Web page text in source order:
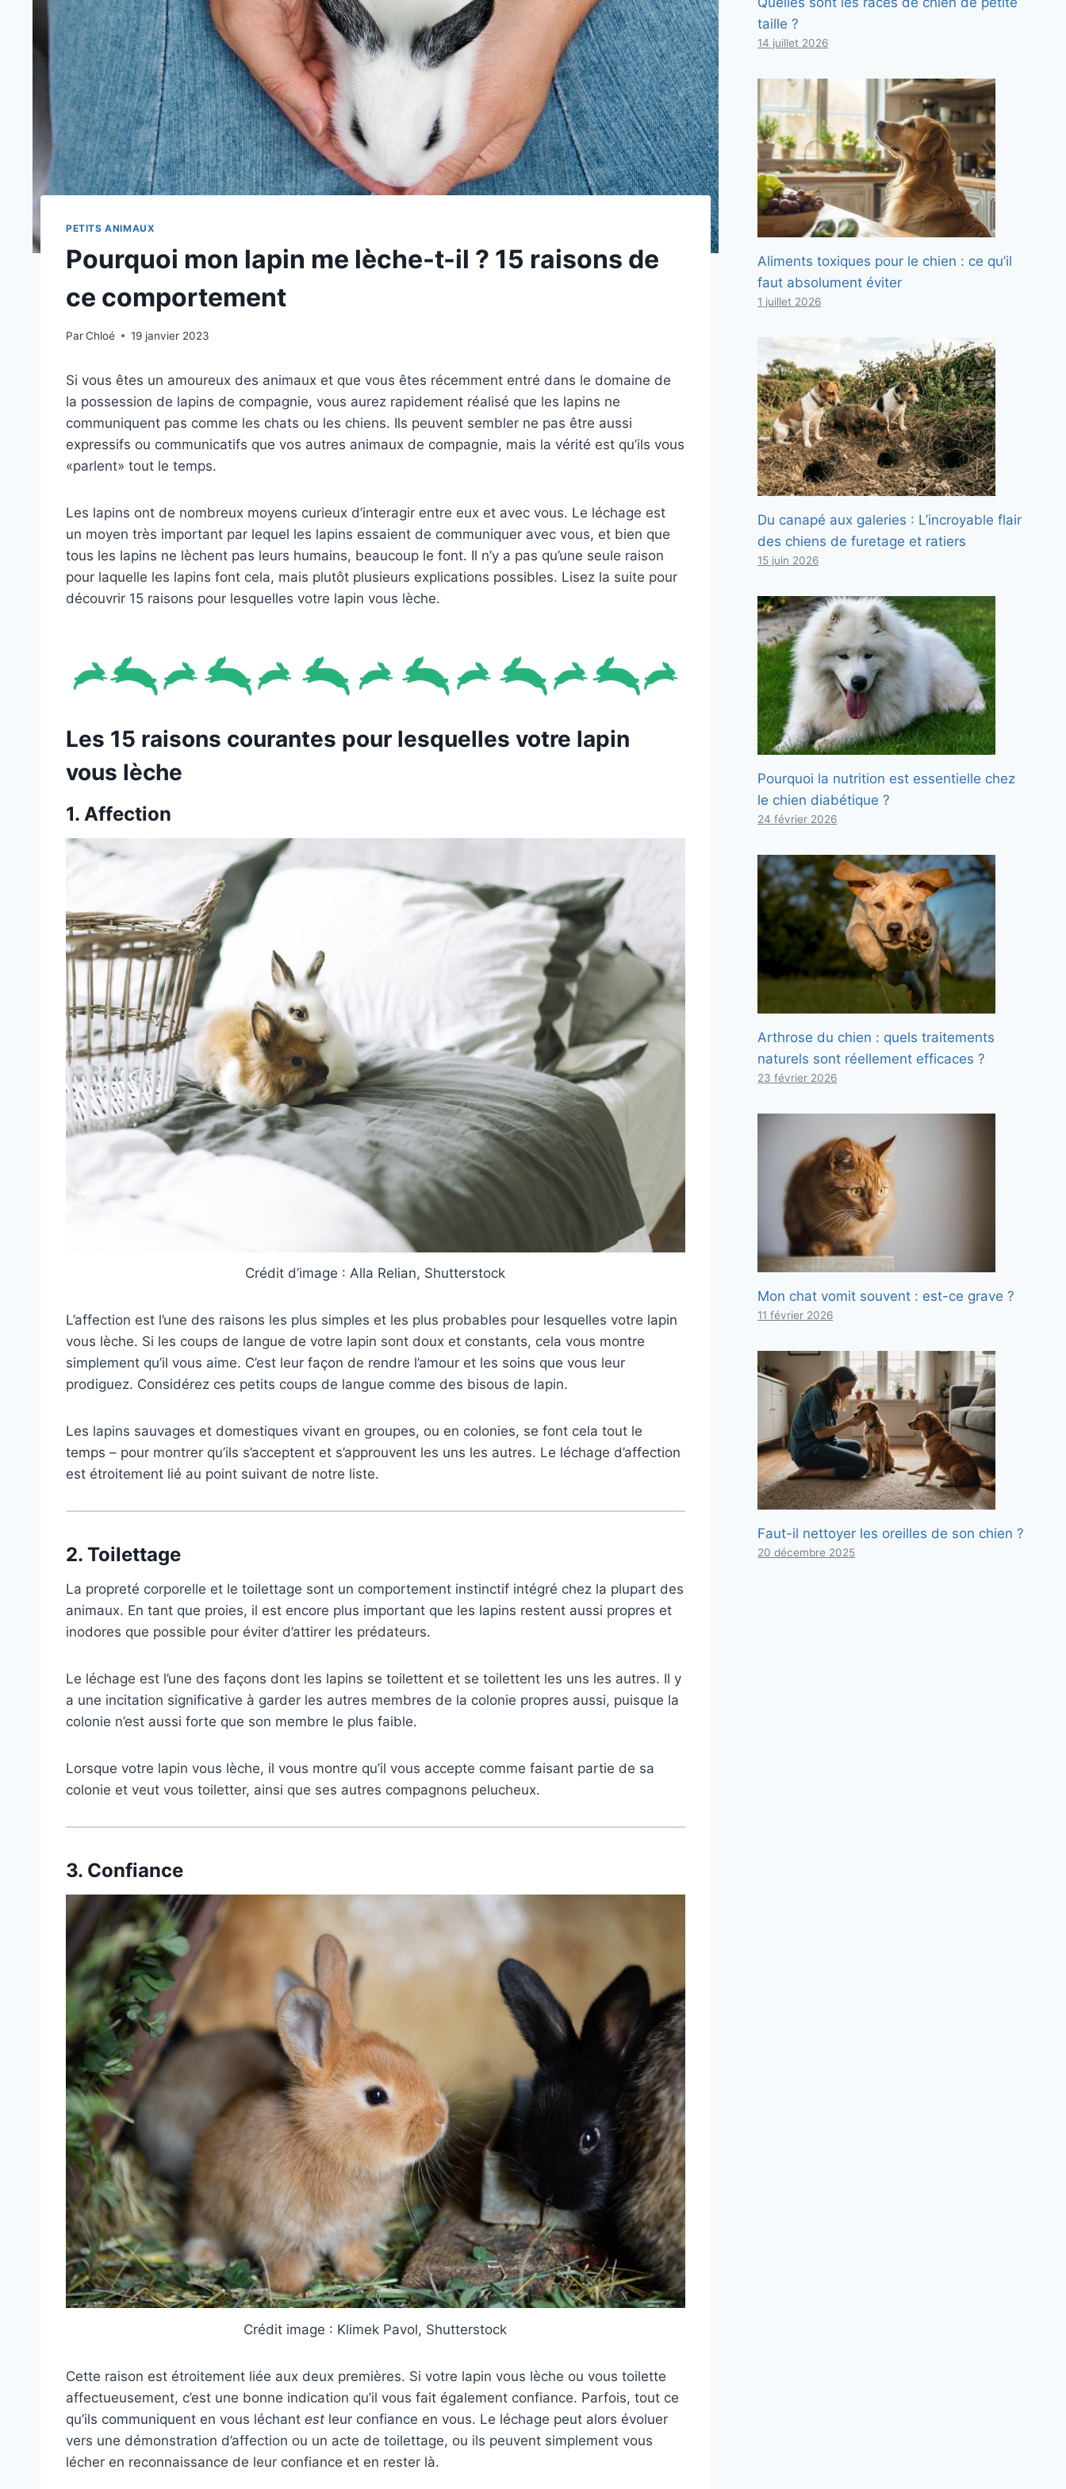
PETITS ANIMAUX
Pourquoi mon lapin me lèche-t-il ? 15 raisons de
ce comportement
ParChloé 19 janvier 2023
Si vous êtes un amoureux des animaux et que vous êtes récemment entré dans le domaine de
la possession de lapins de compagnie, vous aurez rapidement réalisé que les lapins ne
communiquent pas comme les chats ou les chiens. Ils peuvent sembler ne pas être aussi
expressifs ou communicatifs que vos autres animaux de compagnie, mais la vérité est qu’ils vous
«parlent» tout le temps.
Les lapins ont de nombreux moyens curieux d’interagir entre eux et avec vous. Le léchage est
un moyen très important par lequel les lapins essaient de communiquer avec vous, et bien que
tous les lapins ne lèchent pas leurs humains, beaucoup le font. Il n’y a pas qu’une seule raison
pour laquelle les lapins font cela, mais plutôt plusieurs explications possibles. Lisez la suite pour
découvrir 15 raisons pour lesquelles votre lapin vous lèche.
Les 15 raisons courantes pour lesquelles votre lapin
vous lèche
1. Affection
Crédit d’image : Alla Relian, Shutterstock
L’affection est l’une des raisons les plus simples et les plus probables pour lesquelles votre lapin
vous lèche. Si les coups de langue de votre lapin sont doux et constants, cela vous montre
simplement qu’il vous aime. C’est leur façon de rendre l’amour et les soins que vous leur
prodiguez. Considérez ces petits coups de langue comme des bisous de lapin.
Les lapins sauvages et domestiques vivant en groupes, ou en colonies, se font cela tout le
temps – pour montrer qu’ils s’acceptent et s’approuvent les uns les autres. Le léchage d’affection
est étroitement lié au point suivant de notre liste.
2. Toilettage
La propreté corporelle et le toilettage sont un comportement instinctif intégré chez la plupart des
animaux. En tant que proies, il est encore plus important que les lapins restent aussi propres et
inodores que possible pour éviter d’attirer les prédateurs.
Le léchage est l’une des façons dont les lapins se toilettent et se toilettent les uns les autres. Il y
a une incitation significative à garder les autres membres de la colonie propres aussi, puisque la
colonie n’est aussi forte que son membre le plus faible.
Lorsque votre lapin vous lèche, il vous montre qu’il vous accepte comme faisant partie de sa
colonie et veut vous toiletter, ainsi que ses autres compagnons pelucheux.
3. Confiance
Crédit image : Klimek Pavol, Shutterstock
Cette raison est étroitement liée aux deux premières. Si votre lapin vous lèche ou vous toilette
affectueusement, c’est une bonne indication qu’il vous fait également confiance. Parfois, tout ce
qu’ils communiquent en vous léchant est leur confiance en vous. Le léchage peut alors évoluer
vers une démonstration d’affection ou un acte de toilettage, ou ils peuvent simplement vous
lécher en reconnaissance de leur confiance et en rester là.
taille ?
14 juillet 2026
Aliments toxiques pour le chien : ce qu’il
faut absolument éviter
1 juillet 2026
Du canapé aux galeries : L’incroyable flair
des chiens de furetage et ratiers
15 juin 2026
Pourquoi la nutrition est essentielle chez
le chien diabétique ?
24 février 2026
Arthrose du chien : quels traitements
naturels sont réellement efficaces ?
23 février 2026
Mon chat vomit souvent : est-ce grave ?
11 février 2026
Faut-il nettoyer les oreilles de son chien ?
20 décembre 2025